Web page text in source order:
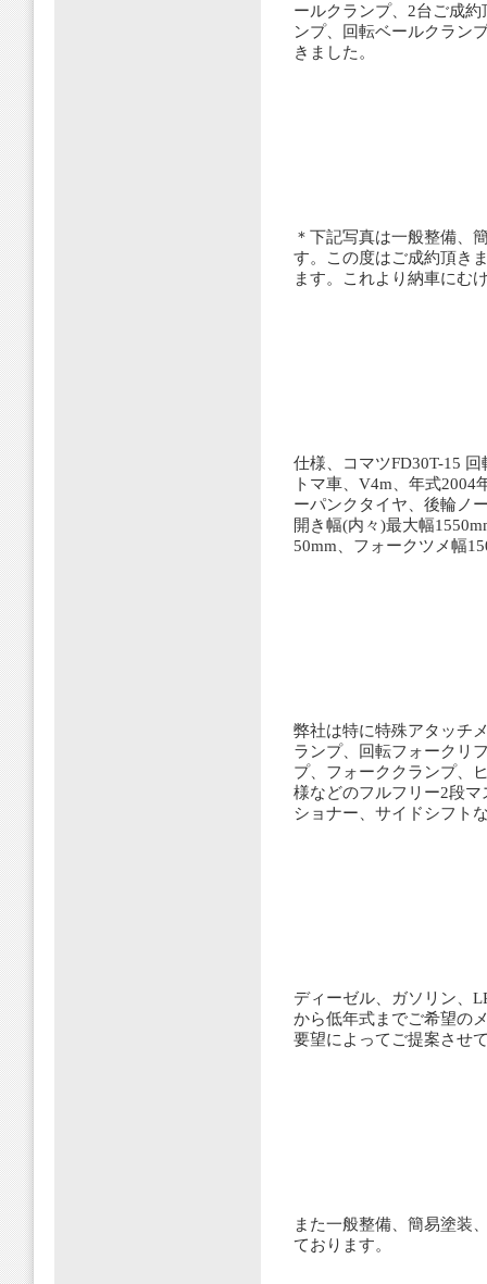
ールクランプ、2台ご成
ンプ、回転ベールクラン
きました。
＊下記写真は一般整備、
す。この度はご成約頂き
ます。これより納車にむ
仕様、コマツFD30T-15
トマ車、V4m、年式
ーパンクタイヤ、後輪ノ
開き幅(内々)最大幅
50mm、フォークツメ幅
弊社は特に特殊アタッチ
ランプ、回転フォークリ
プ、フォーククランプ、
様などのフルフリー2段
ショナー、サイドシフト
ディーゼル、ガソリン、
から低年式までご希望の
要望によってご提案させ
また一般整備、簡易塗装
ております。